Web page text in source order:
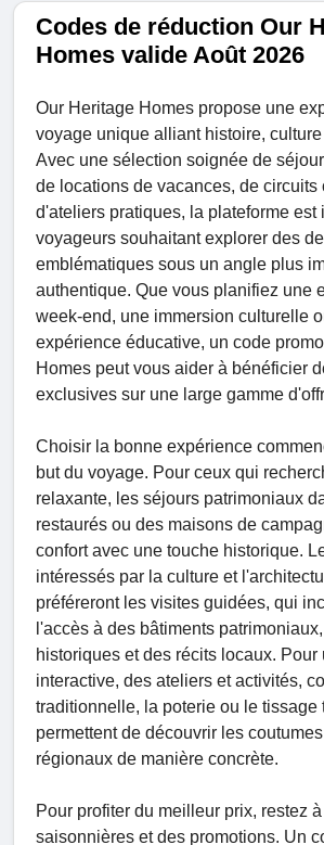
Codes de réduction Our
Homes valide Août 2026
Our Heritage Homes propose une
voyage unique alliant histoire,
Avec une sélection soignée de
de locations de vacances, de circuits
d'ateliers pratiques, la plateforme est
voyageurs souhaitant explorer des
emblématiques sous un angle plus
authentique. Que vous planifiez une
week-end, une immersion culturelle
expérience éducative, un code
Homes peut vous aider à bénéficier
exclusives sur une large gamme
Choisir la bonne expérience
but du voyage. Pour ceux qui
relaxante, les séjours patrimoniaux
restaurés ou des maisons de
confort avec une touche historique.
intéressés par la culture et
préféreront les visites guidées, qui
l'accès à des bâtiments
historiques et des récits locaux.
interactive, des ateliers et activités,
traditionnelle, la poterie ou le tissage
permettent de découvrir les
régionaux de manière concrète.
Pour profiter du meilleur prix, restez
saisonnières et des promotions. Un